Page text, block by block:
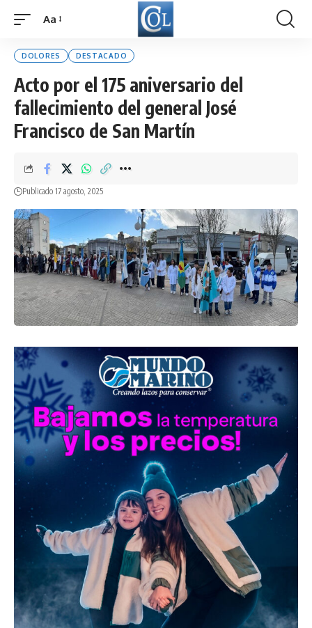
Font
Aa
DOLORES DESTACADO
Acto por el 175 aniversario del
fallecimiento del general José
Francisco de San Martín
Publicado 17 agosto, 2025